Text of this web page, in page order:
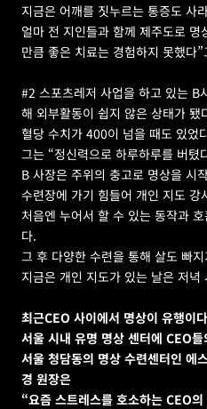
지금은 어깨를 짓누르는 통증도 사
얼마 전 지인들과 함께 제주도로 명
만큼 좋은 치료는 경험하지 못했다
#2 스포츠레저 사업을 하고 있는
해 외부활동이 쉽지 않은 상태가 됐
혈당 수치가 400이 넘을 때도 있었
그는 “정신력으로 하루하루를 버텼
B 사장은 주위의 충고로 명상을 시
수련장에 가기 힘들어 개인 지도 강
처음엔 누어서 할 수 있는 동작과
다.
그 후 다양한 수련을 통해 살도 빠
지금은 개인 지도가 있는 날은 저
최근CEO 사이에서 명상이 유행이
서울 시내 유명 명상 센터에 CEO
서울 청담동의 명상 수련센터인 에
경 원장은
“요즘 스트레스를 호소하는 CEO